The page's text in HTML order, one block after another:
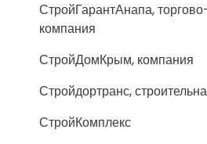
СтройГарантАнапа,
компания
СтройДомКрым, компания
Стройдортранс,
СтройКомплекс